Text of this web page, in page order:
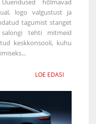
hõlmavad
logo valgustust ja
tagumist stanget
tehti mitmeid
keskkonsooli, kuhu
LOE EDASI